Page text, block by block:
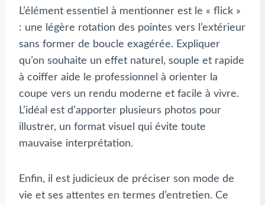
L’élément essentiel à mentionner est le « flick »
: une légère rotation des pointes vers l’extérieur
sans former de boucle exagérée. Expliquer
qu’on souhaite un effet naturel, souple et rapide
à coiffer aide le professionnel à orienter la
coupe vers un rendu moderne et facile à vivre.
L’idéal est d’apporter plusieurs photos pour
illustrer, un format visuel qui évite toute
mauvaise interprétation.
Enfin, il est judicieux de préciser son mode de
vie et ses attentes en termes d’entretien. Ce